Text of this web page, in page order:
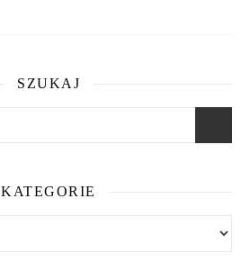
SZUKAJ
KATEGORIE